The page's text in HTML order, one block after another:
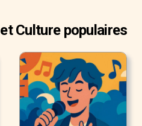
Culture populaires